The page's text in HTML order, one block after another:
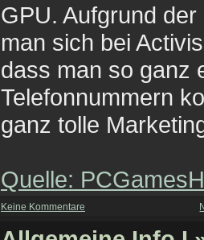
GPU. Aufgrund
man sich bei
dass man so ganz
Telefonnummern
ganz tolle
Quelle:
Keine Kommentare